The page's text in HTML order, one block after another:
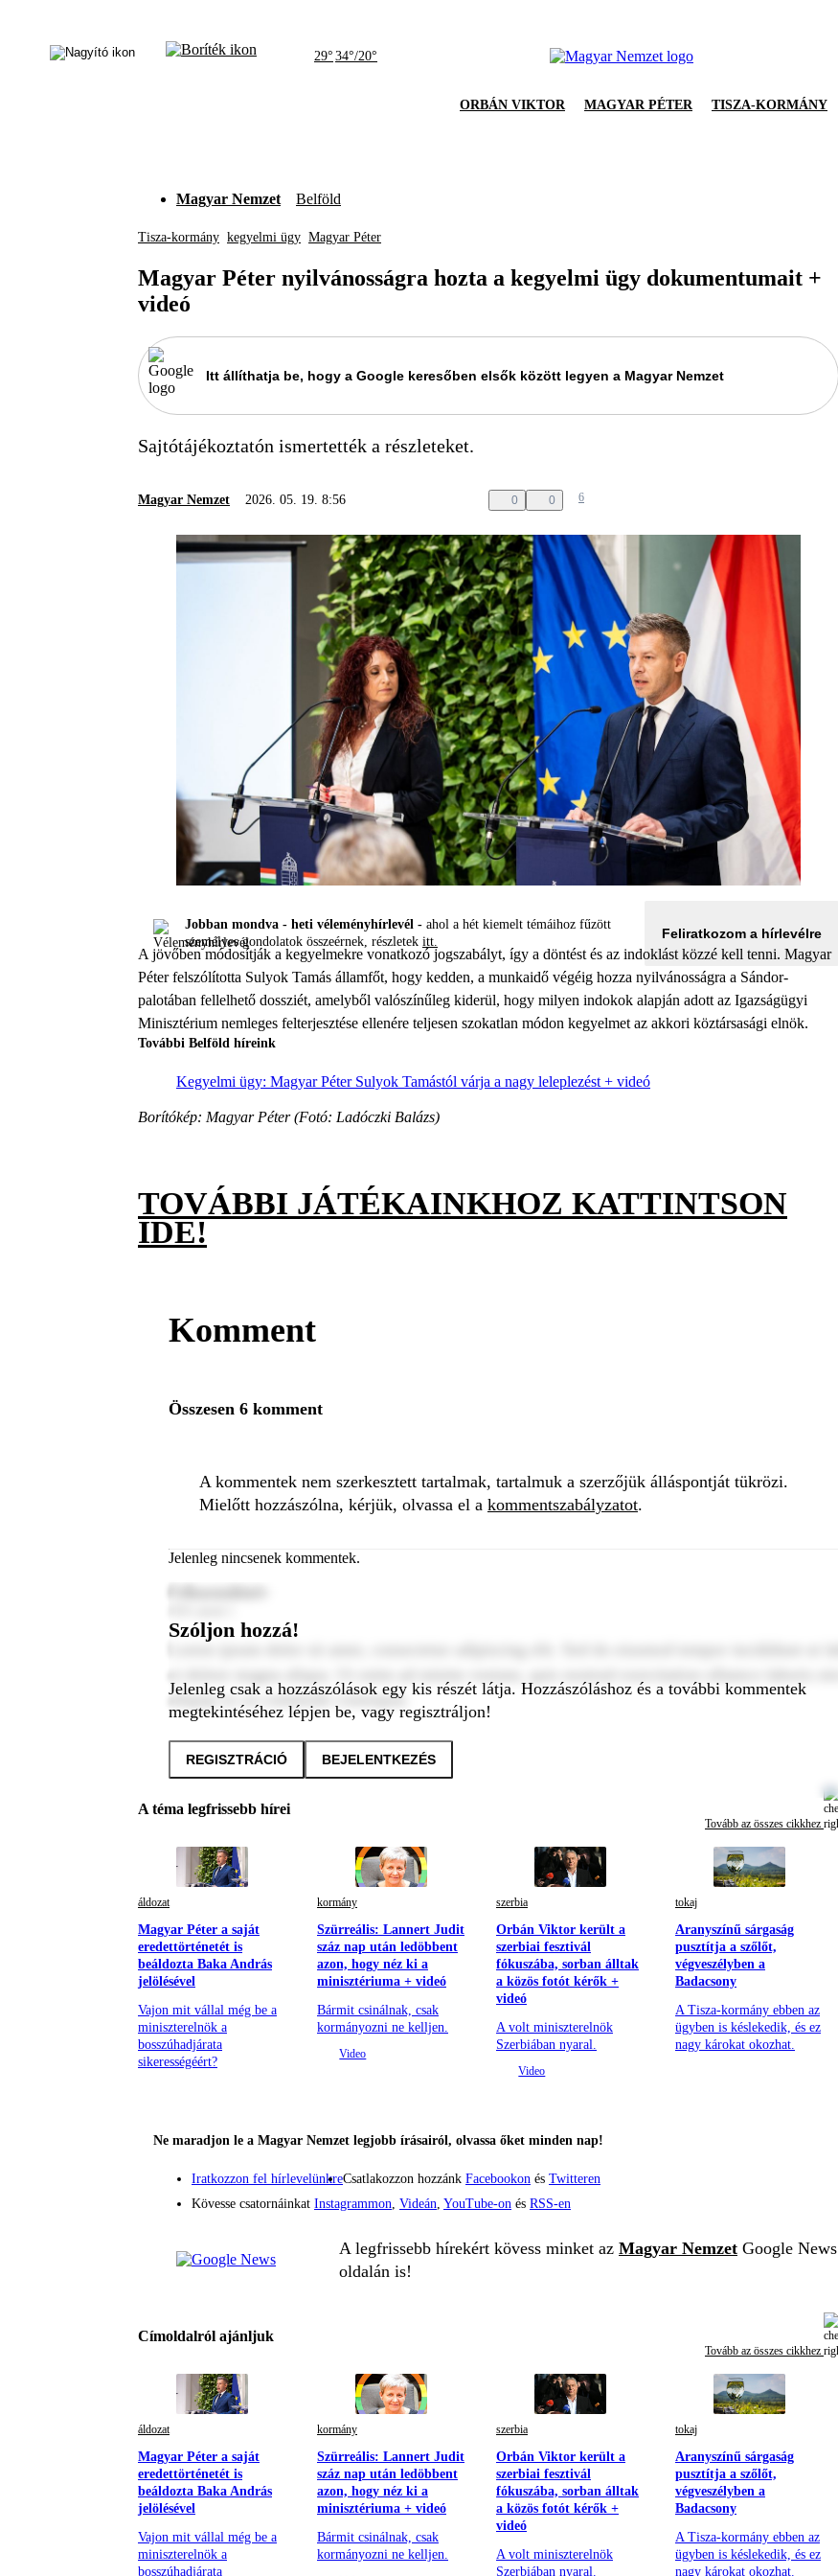
29° 34°/20°
ORBÁN VIKTOR MAGYAR PÉTER TISZA-KORMÁNY
Magyar Nemzet Belföld
Tisza-kormány kegyelmi ügy Magyar Péter
Magyar Péter nyilvánosságra hozta a kegyelmi ügy dokumentumait +
videó
Itt állíthatja be, hogy a Google keresőben elsők között legyen a Magyar Nemzet
Sajtótájékoztatón ismertették a részleteket.
Magyar Nemzet 2026. 05. 19. 8:56 0 0 6
Jobban mondva - heti véleményhírlevél - ahol a hét kiemelt témáihoz fűzött
személyes gondolatok összeérnek, részletek itt.
Feliratkozom a hírlevélre
A jövőben módosítják a kegyelmekre vonatkozó jogszabályt, így a döntést és az indoklást közzé kell tenni. Magyar
Péter felszólította Sulyok Tamás államfőt, hogy kedden, a munkaidő végéig hozza nyilvánosságra a Sándor-
palotában fellelhető dossziét, amelyből valószínűleg kiderül, hogy milyen indokok alapján adott az Igazságügyi
Minisztérium nemleges felterjesztése ellenére teljesen szokatlan módon kegyelmet az akkori köztársasági elnök.
További Belföld híreink
Kegyelmi ügy: Magyar Péter Sulyok Tamástól várja a nagy leleplezést + videó
Borítókép: Magyar Péter (Fotó: Ladóczki Balázs)
TOVÁBBI JÁTÉKAINKHOZ KATTINTSON
IDE!
Komment
Összesen 6 komment
A kommentek nem szerkesztett tartalmak, tartalmuk a szerzőjük álláspontját tükrözi.
Mielőtt hozzászólna, kérjük, olvassa el a kommentszabályzatot.
Jelenleg nincsenek kommentek.
aliquip ex ea commodo consequat.
Szóljon hozzá!
Jelenleg csak a hozzászólások egy kis részét látja. Hozzászóláshoz és a további kommentek
megtekintéséhez lépjen be, vagy regisztráljon!
REGISZTRÁCIÓ BEJELENTKEZÉS
A téma legfrissebb hírei
Tovább az összes cikkhez
áldozat
Magyar Péter a saját
eredettörténetét is
beáldozta Baka András
jelölésével
Vajon mit vállal még be a
miniszterelnök a
bosszúhadjárata
sikerességéért?
kormány
Szürreális: Lannert Judit
száz nap után ledöbbent
azon, hogy néz ki a
minisztériuma + videó
Bármit csinálnak, csak
kormányozni ne kelljen.
szerbia
Orbán Viktor került a
szerbiai fesztivál
fókuszába, sorban álltak
a közös fotót kérők +
videó
A volt miniszterelnök
Szerbiában nyaral.
tokaj
Aranyszínű sárgaság
pusztítja a szőlőt,
végveszélyben a
Badacsony
A Tisza-kormány ebben az
ügyben is késlekedik, és ez
nagy károkat okozhat.
Ne maradjon le a Magyar Nemzet legjobb írásairól, olvassa őket minden nap!
Iratkozzon fel hírlevelünkreCsatlakozzon hozzánk Facebookon és Twitteren
Kövesse csatornáinkat Instagrammon, Videán, YouTube-on és RSS-en
A legfrissebb hírekért kövess minket az Magyar Nemzet Google News
oldalán is!
Címoldalról ajánljuk
Tovább az összes cikkhez
áldozat
Magyar Péter a saját
eredettörténetét is
beáldozta Baka András
jelölésével
Vajon mit vállal még be a
miniszterelnök a
bosszúhadjárata
kormány
Szürreális: Lannert Judit
száz nap után ledöbbent
azon, hogy néz ki a
minisztériuma + videó
Bármit csinálnak, csak
kormányozni ne kelljen.
szerbia
Orbán Viktor került a
szerbiai fesztivál
fókuszába, sorban álltak
a közös fotót kérők +
videó
A volt miniszterelnök
Szerbiában nyaral.
tokaj
Aranyszínű sárgaság
pusztítja a szőlőt,
végveszélyben a
Badacsony
A Tisza-kormány ebben az
ügyben is késlekedik, és ez
nagy károkat okozhat.